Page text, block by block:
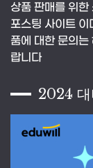
상품 판매를 위
포스팅 사이트 이
품에 대한 문의
랍니다
2024